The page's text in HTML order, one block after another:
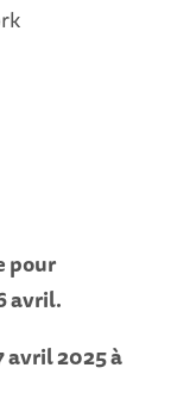
pour
avril.
avril 2025 à